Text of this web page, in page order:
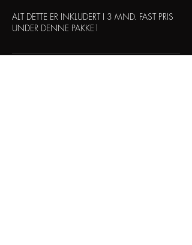
ALT DETTE ER INKLUDERT I 3 MND. FAST PRIS
UNDER DENNE PAKKE1